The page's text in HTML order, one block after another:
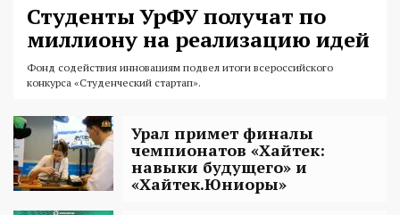
Студенты УрФУ получат по
миллиону на реализацию идей
Фонд содействия инновациям подвел итоги всероссийского
конкурса «Студенческий стартап».
Урал примет финалы
чемпионатов «Хайтек:
навыки будущего» и
«Хайтек.Юниоры»